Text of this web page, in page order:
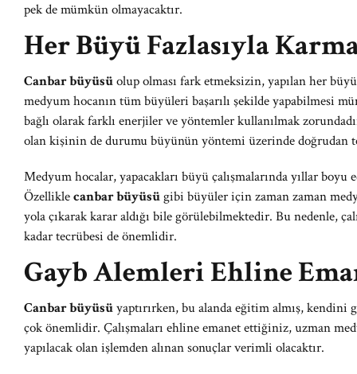
pek de mümkün olmayacaktır.
Her Büyü Fazlasıyla
Canbar büyüsüolup olması fark etmeksizin, yapılan her büyü
medyum hocanın tüm büyüleri başarılı şekilde yapabilmesi
bağlı olarak farklı enerjiler ve yöntemler kullanılmak
olan kişinin de durumu büyünün yöntemi üzerinde doğrudan
Medyum hocalar, yapacakları büyü çalışmalarında yıllar
Özelliklecanbar büyüsügibi büyüler için zaman zaman
yola çıkarak karar aldığı bile görülebilmektedir. Bu nedenle,
kadar tecrübesi de önemlidir.
Gayb Alemleri Ehline
Canbar büyüsüyaptırırken, bu alanda eğitim almış, kendini
çok önemlidir. Çalışmaları ehline emanet ettiğiniz, uzman
yapılacak olan işlemden alınan sonuçlar verimli olacaktır.